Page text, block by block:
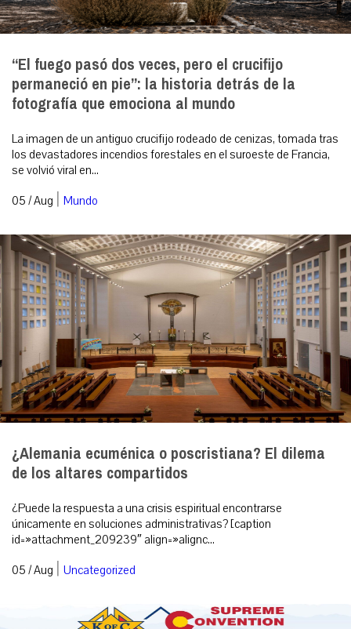
“El fuego pasó dos veces, pero el crucifijo
permaneció en pie”: la historia detrás de la
fotografía que emociona al mundo
La imagen de un antiguo crucifijo rodeado de cenizas, tomada tras
los devastadores incendios forestales en el suroeste de Francia,
se volvió viral en...
05 / Aug | Mundo
¿Alemania ecuménica o poscristiana? El dilema
de los altares compartidos
¿Puede la respuesta a una crisis espiritual encontrarse
únicamente en soluciones administrativas? [caption
id=»attachment_209239″ align=»alignc...
05 / Aug | Uncategorized